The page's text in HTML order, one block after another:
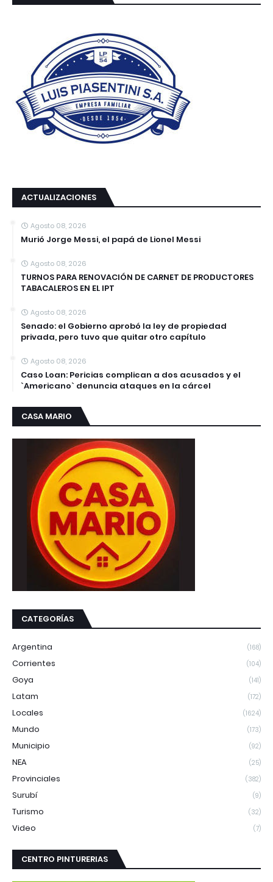
ACTUALIZACIONES
Agosto 08, 2026
Murió Jorge Messi, el papá de Lionel Messi
Agosto 08, 2026
TURNOS PARA RENOVACIÓN DE CARNET DE PRODUCTORES
TABACALEROS EN EL IPT
Agosto 08, 2026
Senado: el Gobierno aprobó la ley de propiedad
privada, pero tuvo que quitar otro capítulo
Agosto 08, 2026
Caso Loan: Pericias complican a dos acusados y el
`Americano` denuncia ataques en la cárcel
CASA MARIO
CATEGORÍAS
Argentina (168)
Corrientes (104)
Goya (141)
Latam (172)
Locales (1624)
Mundo (173)
Municipio (92)
NEA (25)
Provinciales (382)
Surubí (9)
Turismo (32)
Video (7)
CENTRO PINTURERIAS